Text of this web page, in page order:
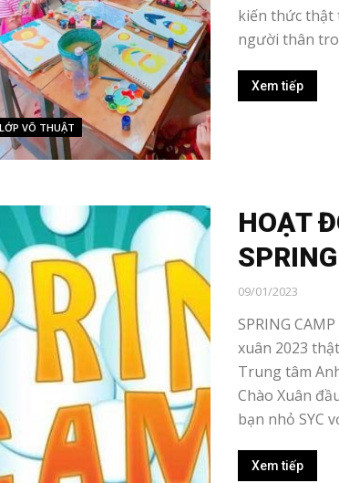
VÕ THUẬT
kiến thức thật
người thân
Xem tiếp
HOẠT
09/01/2023
SPRING
xuân 2023
Trung tâm
Chào Xuân
bạn nhỏ SYC
Xem tiếp